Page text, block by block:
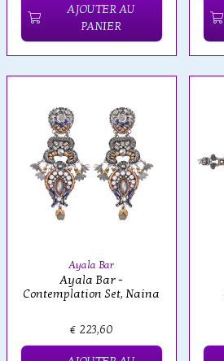
AJOUTER AU
PANIER
Ayala Bar
Ayala Bar -
Contemplation Set, Naina
€ 223,60